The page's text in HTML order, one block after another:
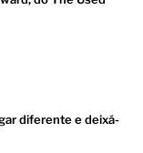
diferente e deixá-